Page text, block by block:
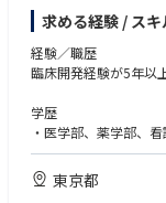
求める経験 / スキ
経験／職歴
臨床開発経験が5年以
学歴
・医学部、薬学部、
学部卒かそれ以上（
・医師、獣医師、薬
しい
東京都